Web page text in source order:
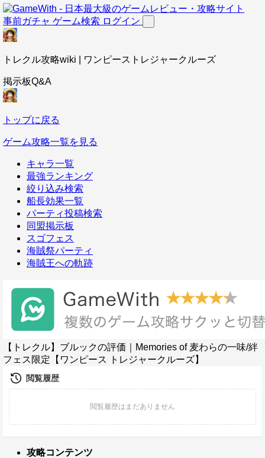
事前ガチャ ゲーム検索 ログイン
トレクル攻略wiki | ワンピーストレジャークルーズ
掲示板Q&A
トップに戻る
ゲーム攻略一覧を見る
キャラ一覧
最強ランキング
絞り込み検索
船長効果一覧
パーティ投稿検索
同盟掲示板
スゴフェス
海賊祭パーティ
海賊王への軌跡
【トレクル】ブルックの評価｜Memories of 麦わらの一味/絆
フェス限定【ワンピース トレジャークルーズ】
攻略コンテンツ